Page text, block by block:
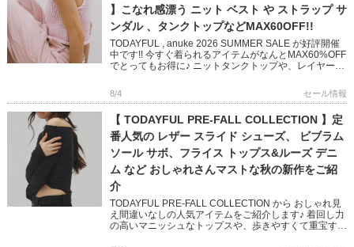
】こなれ感漂う ニット ベスト や ストラップ サ
ンダル 、タンクトップなどMAX60OFF!!
TODAYFUL , anuke 2026 SUMMER SALE が好評開催
中です!! 今すぐ着られるアイテムがなんとMAX60%OFF
でとってもお得に♪ ニットタンクトップや、レイヤード
8/4 セール情報
【 TODAYFUL PRE-FALL COLLECTION 】定
番人気の レザー スライド シューズ、 ビブラム
ソール サボ、フライス トップス&ルーズ デニ
ム など おしゃれさんマストな秋の新作をご紹
介
TODAYFUL PRE-FALL COLLECTION から おしゃれ見
え間違いなしの人気アイテムをご紹介します♪ 着回し力
の高いマニッシュなトップスや、歩きやすくて重宝する